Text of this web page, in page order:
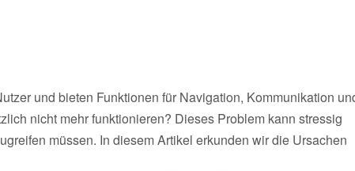
und bieten Funktionen für Navigation, Kommunikation
nicht mehr funktionieren? Dieses Problem kann stressig
müssen. In diesem Artikel erkunden wir die Ursachen